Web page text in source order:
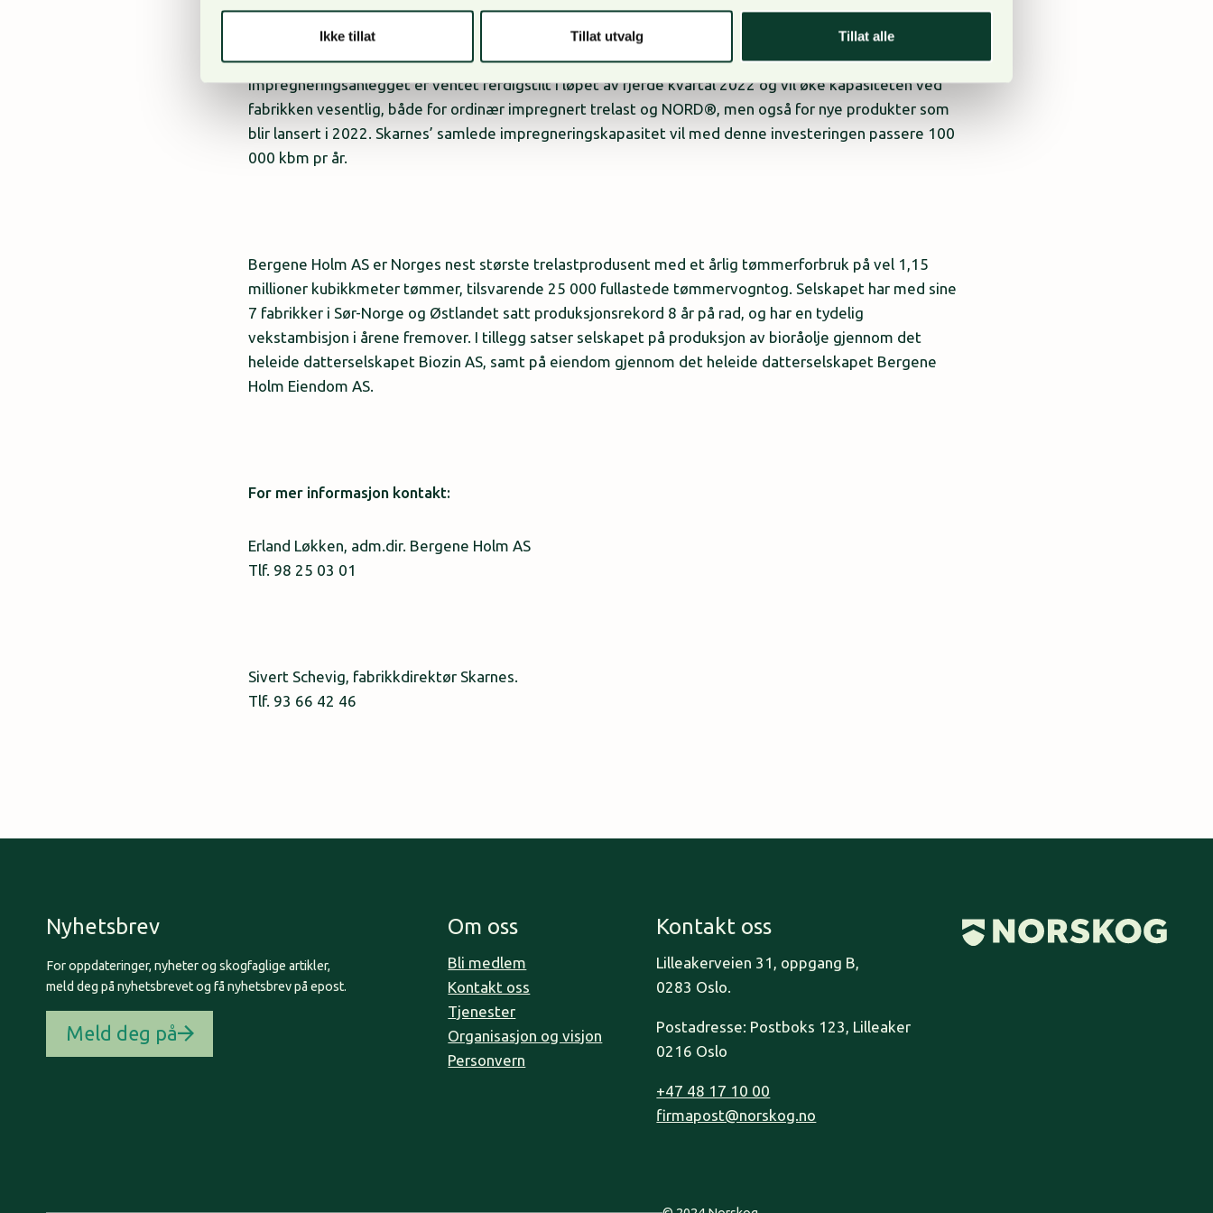
Ikke tillat Tillat utvalg Tillat alle
Impregneringsanlegget er ventet ferdigstilt i løpet av fjerde kvartal 2022 og vil øke kapasiteten ved
fabrikken vesentlig, både for ordinær impregnert trelast og NORD®, men også for nye produkter som
blir lansert i 2022. Skarnes’ samlede impregneringskapasitet vil med denne investeringen passere 100
000 kbm pr år.
Bergene Holm AS er Norges nest største trelastprodusent med et årlig tømmerforbruk på vel 1,15
millioner kubikkmeter tømmer, tilsvarende 25 000 fullastede tømmervogntog. Selskapet har med sine
7 fabrikker i Sør-Norge og Østlandet satt produksjonsrekord 8 år på rad, og har en tydelig
vekstambisjon i årene fremover. I tillegg satser selskapet på produksjon av bioråolje gjennom det
heleide datterselskapet Biozin AS, samt på eiendom gjennom det heleide datterselskapet Bergene
Holm Eiendom AS.
For mer informasjon kontakt:
Erland Løkken, adm.dir. Bergene Holm AS
Tlf. 98 25 03 01
Sivert Schevig, fabrikkdirektør Skarnes.
Tlf. 93 66 42 46
Nyhetsbrev
For oppdateringer, nyheter og skogfaglige artikler,
meld deg på nyhetsbrevet og få nyhetsbrev på epost.
Meld deg på
Om oss
Bli medlem
Kontakt oss
Tjenester
Organisasjon og visjon
Personvern
Kontakt oss
Lilleakerveien 31, oppgang B,
0283 Oslo.
Postadresse: Postboks 123, Lilleaker
0216 Oslo
+47 48 17 10 00
firmapost@norskog.no